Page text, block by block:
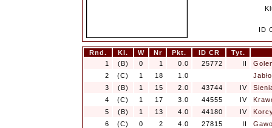
ID
Rnd. Kl. W Nr Pkt. ID CR
Tyt.
1
(B) 0 1 0.0 25772 II
2
(C) 1 18 1.0
3
(B) 1 15 2.0 43744 IV
4
(C) 1 17 3.0 44555 IV
5
(B) 1 13 4.0 44180 IV
6
(C) 0 2 4.0 27815 II